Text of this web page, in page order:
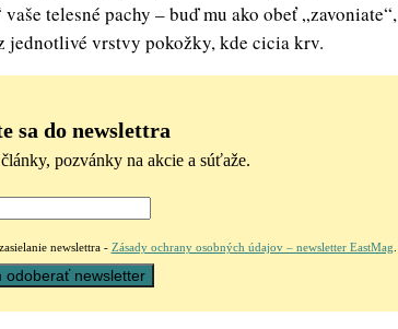
telesné pachy – buď mu ako obeť „zavoniate“,
jednotlivé vrstvy pokožky, kde cicia krv.
sa do newslettra
pozvánky na akcie a súťaže.
newslettra - Zásady ochrany osobných údajov – newsletter EastMag